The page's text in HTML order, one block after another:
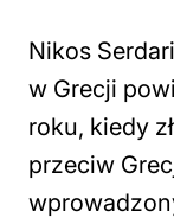
Nikos
w Grecji
roku, kiedy
przeciw